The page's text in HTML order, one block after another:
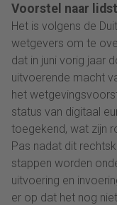
Voorstel naar
Het is volgens de
wetgevers om te
dat in juni vorig jaar
uitvoerende macht
het
status van digitaal
toegekend, wat zijn
Pas nadat dit
stappen worden
uitvoering en
er op dat het nog